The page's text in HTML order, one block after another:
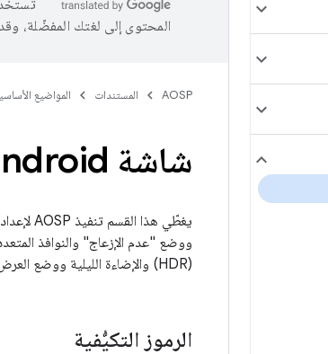
المحتوى إلى لغتك المفضّلة،
AOSP المستندات المواضيع
شاشة Android
ووضع "عدم الإزعاج" والنوافذ
(HDR) والإضاءة الليلية ووضع العرض التوضيحي لبائع التجزئة. يمكنك الاطّلاع على الصفحات الفرعية لهذا القسم للحصول على التفاصيل.
الرموز التكيُّفية